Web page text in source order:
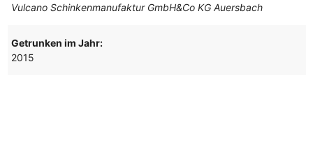
Vulcano Schinkenmanufaktur GmbH&Co KG Auersbach
Getrunken im Jahr:
2015